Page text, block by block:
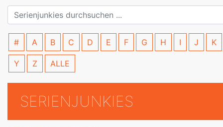
# A B C D E F G H I J K
Y Z ALLE
SERIENJUNKIES